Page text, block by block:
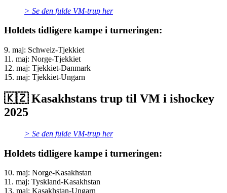
> Se den fulde VM-trup her
Holdets tidligere kampe i turneringen:
9. maj: Schweiz-Tjekkiet
11. maj: Norge-Tjekkiet
12. maj: Tjekkiet-Danmark
15. maj: Tjekkiet-Ungarn
🇰🇿 Kasakhstans trup til VM i ishockey
2025
> Se den fulde VM-trup her
Holdets tidligere kampe i turneringen:
10. maj: Norge-Kasakhstan
11. maj: Tyskland-Kasakhstan
13. maj: Kasakhstan-Ungarn